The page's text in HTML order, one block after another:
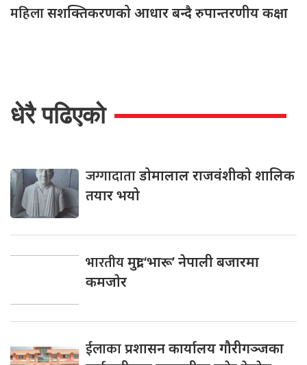
महिलासशक्तिकरणको आधार बन्दै रुपान्तरणीय कक्षा
धेरै पढिएको
जग्गादाताडोमालाल राजवंशीको शालिक
तयार भयो
भारतीयमुद्रा ‘भारू’ नेपाली बजारमा
कमजाेर
ईलाकाप्रशासन कार्यालय गौरीगञ्जका